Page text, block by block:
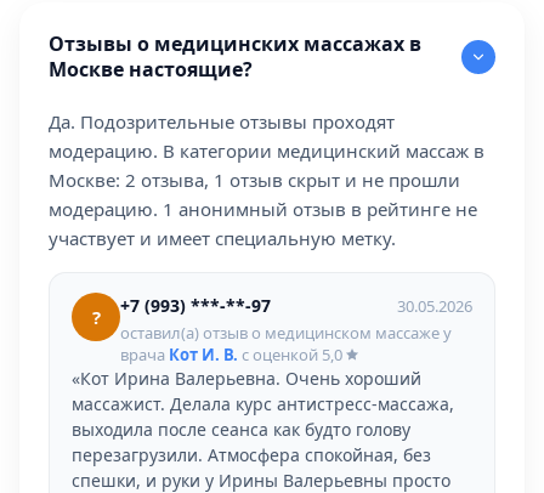
Отзывы о медицинских массажах в
Москве настоящие?
Да. Подозрительные отзывы проходят
модерацию. В категории медицинский массаж в
Москве: 2 отзыва, 1 отзыв скрыт и не прошли
модерацию. 1 анонимный отзыв в рейтинге не
участвует и имеет специальную метку.
? +7 (993) ***-**-97
30.05.2026
оставил(а) отзыв о медицинском массаже у
врача Кот И. В. с оценкой 5,0
«Кот Ирина Валерьевна. Очень хороший
массажист. Делала курс антистресс-массажа,
выходила после сеанса как будто голову
перезагрузили. Атмосфера спокойная, без
спешки, и руки у Ирины Валерьевны просто